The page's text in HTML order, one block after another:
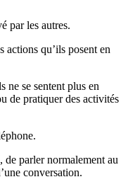
par les autres.
actions qu’ils posent en
ne se sentent plus en
de pratiquer des activités
parler normalement au
conversation.